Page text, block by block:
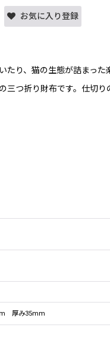
お気に入り登録
り、猫の生態が詰まった
つ折り財布です。仕切
厚み35mm